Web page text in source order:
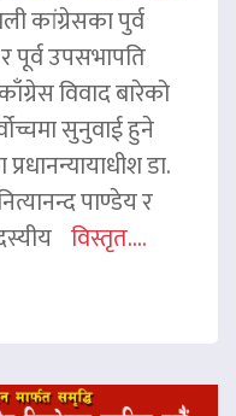
कांग्रेसका पुर्व
पूर्व उपसभापति
विवाद बारेको
सुनुवाई हुने
डा.
पाण्डेय र
विस्तृत....